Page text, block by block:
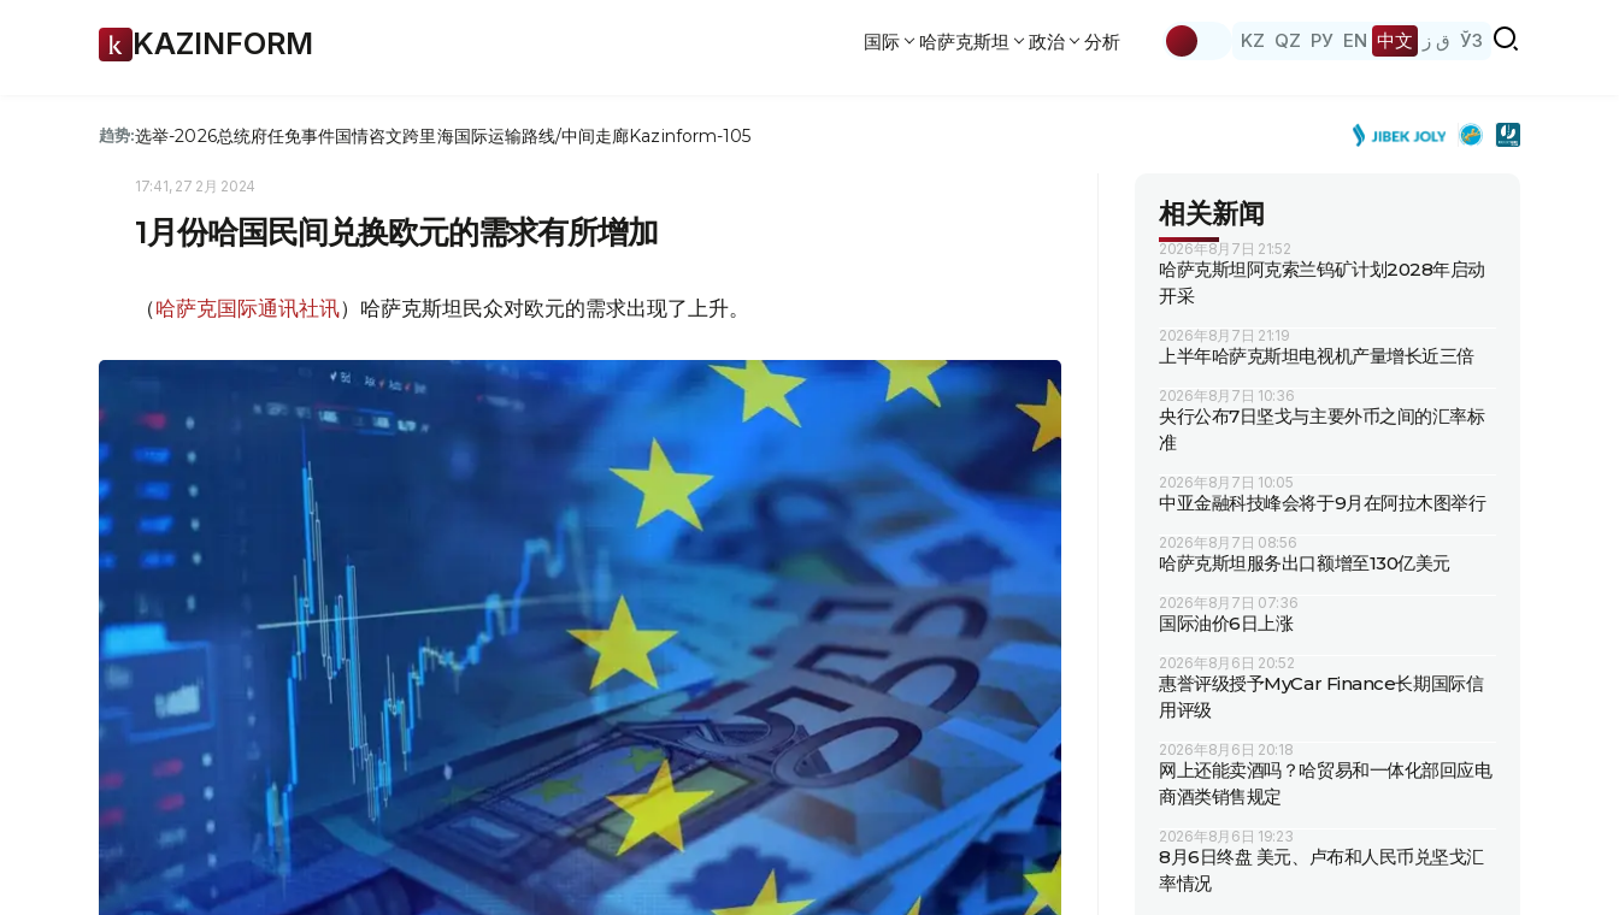
KAZINFORM 国际 哈萨克斯坦 政治 分析 KZ QZ РУ EN 中文 ق ز ЎЗ
趋势:选举-2026总统府任免事件国情咨文跨里海国际运输路线/中间走廊Kazinform-105
17:41, 27 2月 2024
1月份哈国民间兑换欧元的需求有所增加
（哈萨克国际通讯社讯）哈萨克斯坦民众对欧元的需求出现了上升。
相关新闻
2026年8月7日 21:52
哈萨克斯坦阿克索兰钨矿计划2028年启动
开采
2026年8月7日 21:19
上半年哈萨克斯坦电视机产量增长近三倍
2026年8月7日 10:36
央行公布7日坚戈与主要外币之间的汇率标
准
2026年8月7日 10:05
中亚金融科技峰会将于9月在阿拉木图举行
2026年8月7日 08:56
哈萨克斯坦服务出口额增至130亿美元
2026年8月7日 07:36
国际油价6日上涨
2026年8月6日 20:52
惠誉评级授予MyCar Finance长期国际信
用评级
2026年8月6日 20:18
网上还能卖酒吗？哈贸易和一体化部回应电
商酒类销售规定
2026年8月6日 19:23
8月6日终盘 美元、卢布和人民币兑坚戈汇
率情况